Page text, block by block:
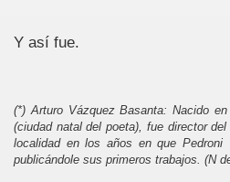
Y así fue.
(*) Arturo Vázquez Basanta: Nacido
(ciudad natal del poeta), fue director del
localidad en los años en que
publicándole sus primeros trabajos. (N